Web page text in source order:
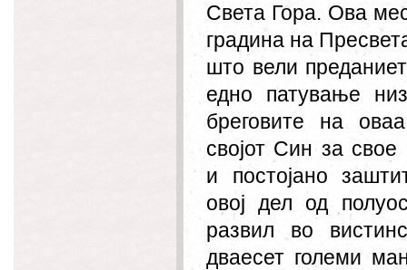
Света Гора. Ова
градина на
што вели
едно патување
бреговите на
својот Син за свое
и постојано
овој дел од
развил во
дваесет големи